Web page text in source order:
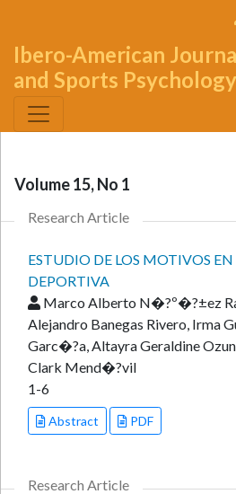
Ibero-American
and Sports Psychology
Volume 15, No 1
Research Article
ESTUDIO DE LOS MOTIVOS
DEPORTIVA
Marco Alberto N�?º�?±ez
Alejandro Banegas Rivero, Irma
Garc�?­a, Altayra Geraldine
Clark Mend�?­vil
1-6
Abstract PDF
Research Article